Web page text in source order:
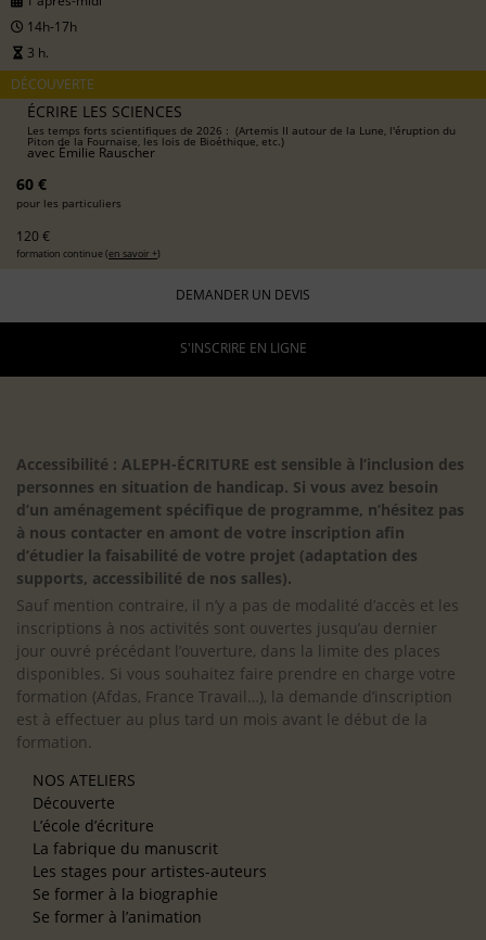
14h-17h
3 h.
DÉCOUVERTE
ÉCRIRE LES SCIENCES
Les temps forts scientifiques de 2026 : (Artemis II autour de la Lune, l'éruption du
Piton de la Fournaise, les lois de Bioéthique, etc.)
avec Émilie Rauscher
60 €
pour les particuliers
120 €
formation continue (en savoir +)
DEMANDER UN DEVIS
S'INSCRIRE EN LIGNE
Accessibilité : ALEPH-ÉCRITURE est sensible à l’inclusion des
personnes en situation de handicap. Si vous avez besoin
d’un aménagement spécifique de programme, n’hésitez pas
à nous contacter en amont de votre inscription afin
d’étudier la faisabilité de votre projet (adaptation des
supports, accessibilité de nos salles).
Sauf mention contraire, il n’y a pas de modalité d’accès et les
inscriptions à nos activités sont ouvertes jusqu’au dernier
jour ouvré précédant l’ouverture, dans la limite des places
disponibles. Si vous souhaitez faire prendre en charge votre
formation (Afdas, France Travail…), la demande d’inscription
est à effectuer au plus tard un mois avant le début de la
formation.
NOS ATELIERS
Découverte
L’école d’écriture
La fabrique du manuscrit
Les stages pour artistes-auteurs
Se former à la biographie
Se former à l’animation